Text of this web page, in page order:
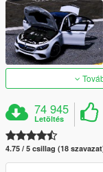
74 945
Letöltés
4.75 / 5 csillag (18